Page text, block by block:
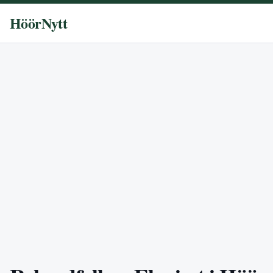
HöörNytt